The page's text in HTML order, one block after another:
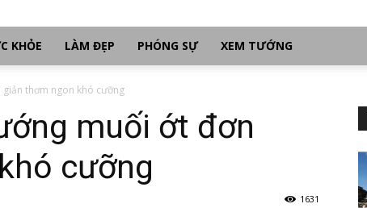
KHỎE LÀM ĐẸP PHÓNG SỰ XEM TƯỚNG
thơm ngon khó cưỡng
muối ớt đơn
cưỡng
1631